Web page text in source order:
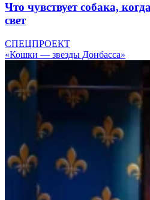
Что чувствует собака,
свет
СПЕЦПРОЕКТ
«Кошки — звезды Донбасса»